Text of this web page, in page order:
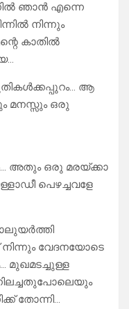
ഞാൻ എന്നെ
നിന്നും
കാതിൽ
ആ
മനസ്സും ഒരു
അതും ഒരു മരയ്ക്കാ
പെഴച്ചവളേ
വേദനയോടെ
മുഖമടച്ചുള്ള
തോന്നി…